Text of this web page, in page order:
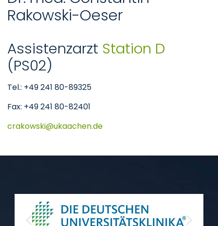
Rakowski-Oeser
Assistenzarzt Station D
(PS02)
Tel.: +49 241 80-89325
Fax: +49 241 80-82401
crakowski
ukaachende
Previous Next